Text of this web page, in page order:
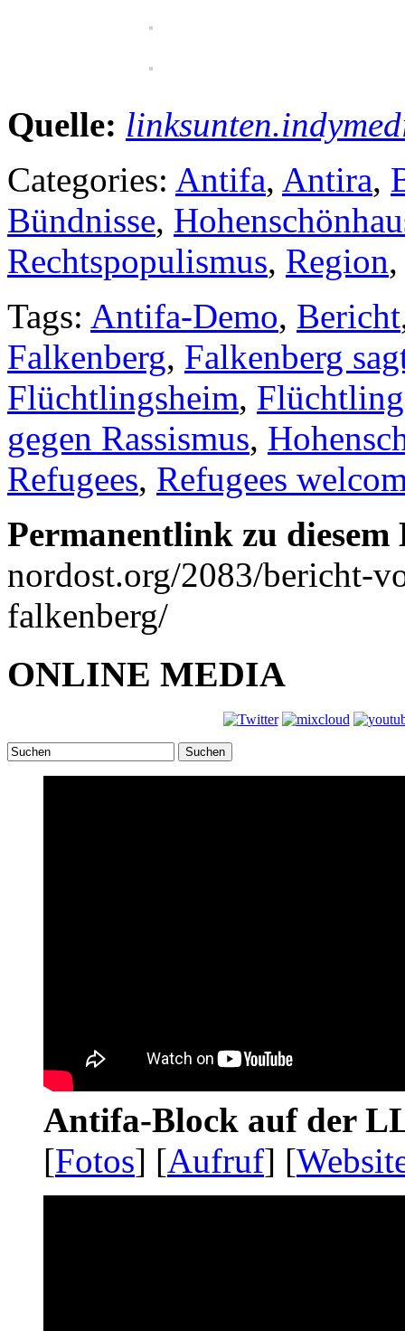
Quelle:
Categories: Antifa, Antira,
Bündnisse,
Rechtspopulismus, Region,
Tags: Antifa-Demo, Bericht
Falkenberg, Falkenberg
Flüchtlingsheim,
gegen Rassismus,
Refugees, Refugees
Permanentlink zu
nordost.org/2083/bericht-
falkenberg/
ONLINE MEDIA
Suchen
Antifa-Block auf der
[Fotos] [Aufruf] [